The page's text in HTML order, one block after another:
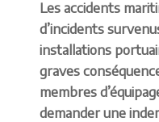
Les accidents
d’incidents
installations
graves
membres
demander une